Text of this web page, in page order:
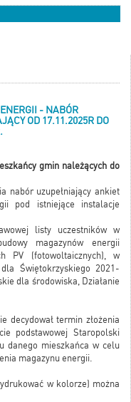
- NABÓR
OD 17.11.2025R DO
gmin należących do
nabór uzupełniający ankiet
pod istniejące instalacje
listy uczestników w
magazynów energii
PV (fotowoltaicznych), w
Świętokrzyskiego 2021-
dla środowiska, Działanie
decydował termin złożenia
podstawowej Staropolski
danego mieszkańca w celu
magazynu energii.
w kolorze) można